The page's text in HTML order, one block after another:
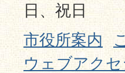
日、祝日
市役所案内
ウェブアク